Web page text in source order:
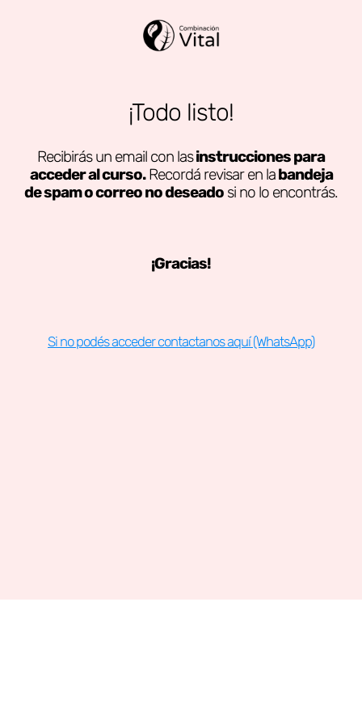
¡Todo listo!
Recibirás un email con lasinstrucciones para
acceder al curso.Recordá revisar en labandeja
de spam o correo no deseado si no lo encontrás.
¡Gracias!
Si no podés acceder contactanos aquí (WhatsApp)